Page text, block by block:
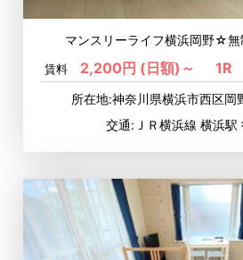
マンスリーライフ横浜岡野☆
賃料 2,200円 (日額)～ 1R
所在地:神奈川県横浜市西区
交通:ＪＲ横浜線 横浜駅